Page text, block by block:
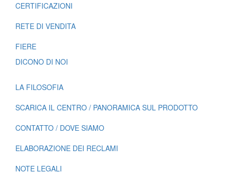
CERTIFICAZIONI
RETE DI VENDITA
FIERE
DICONO DI NOI
LA FILOSOFIA
SCARICA IL CENTRO / PANORAMICA SUL PRODOTTO
CONTATTO / DOVE SIAMO
ELABORAZIONE DEI RECLAMI
NOTE LEGALI